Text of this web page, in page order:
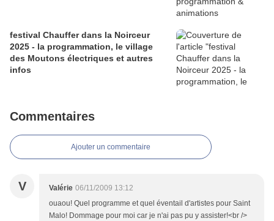
festival Chauffer dans la Noirceur
2025 - la programmation, le village
des Moutons électriques et autres
infos
Commentaires
Ajouter un commentaire
V Valérie 06/11/2009 13:12
ouaou! Quel programme et quel éventail d'artistes pour Saint
Malo! Dommage pour moi car je n'ai pas pu y assister!<br />